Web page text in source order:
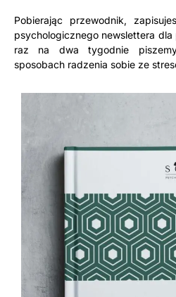
Pobierając przewodnik,
psychologicznego newslettera
raz na dwa tygodnie
sposobach radzenia sobie ze